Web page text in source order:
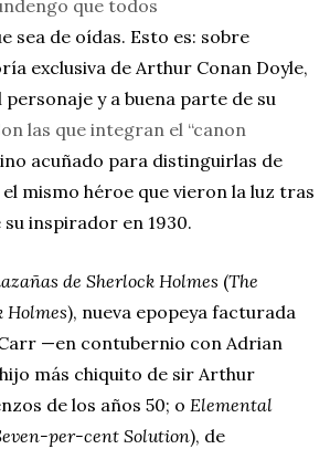
que todos
sea de oídas. Esto es: sobre
exclusiva de Arthur Conan Doyle,
y a buena parte de su
las que integran el “canon
acuñado para distinguirlas de
mismo héroe que vieron la luz tras
inspirador en 1930.
de Sherlock Holmes (The
Holmes), nueva epopeya facturada
—en contubernio con Adrian
más chiquito de sir Arthur
de los años 50; o Elemental
per-cent Solution), de